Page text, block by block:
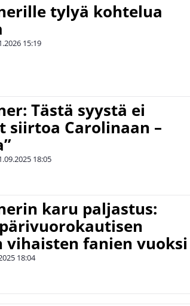
tylyä kohtelua
15:19
Tästä syystä ei
siirtoa Carolinaan –
18:05
karu paljastus:
fanien vuoksi
18:04